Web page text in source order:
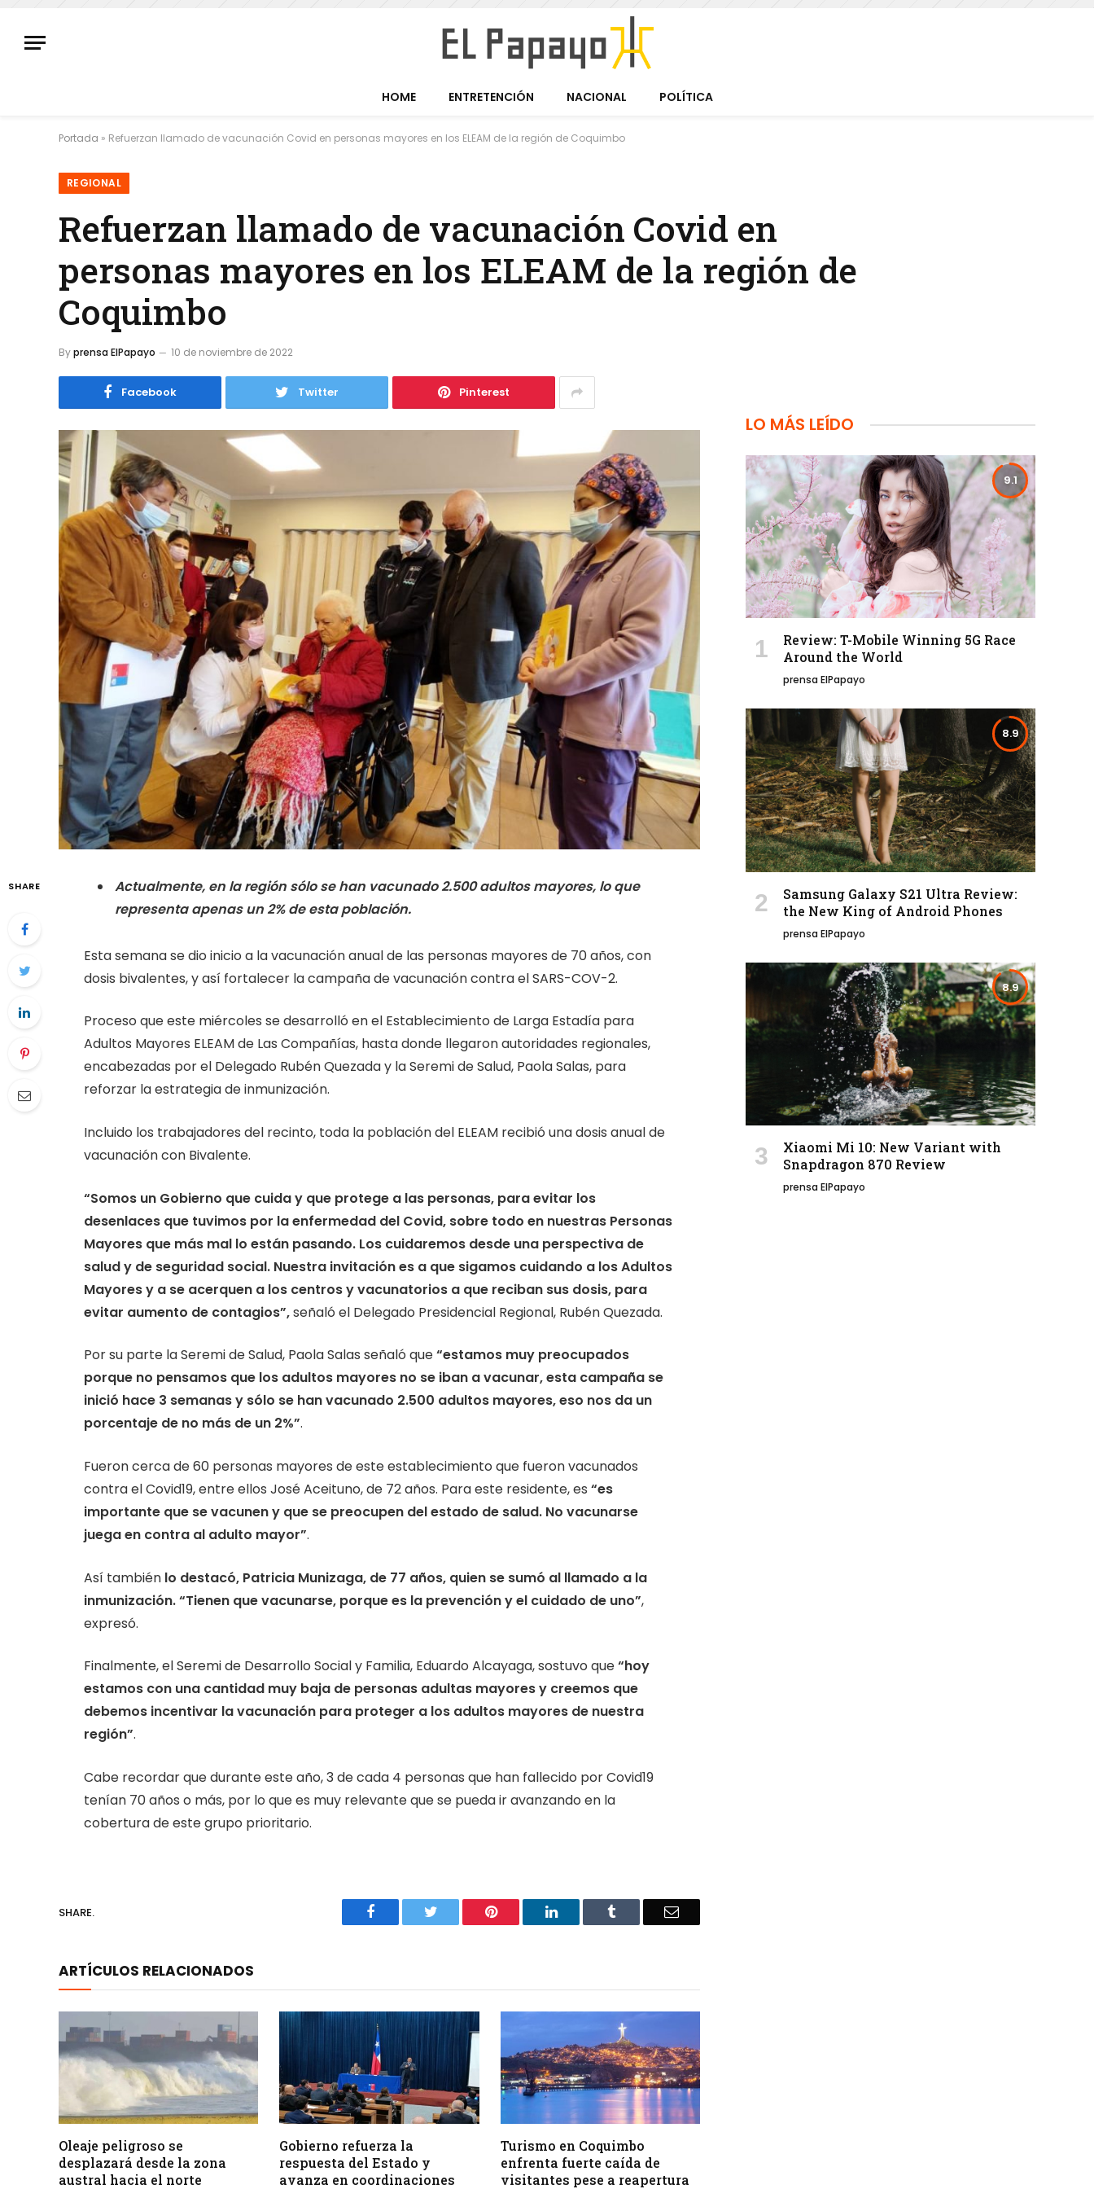
HOME ENTRETENCIÓN NACIONAL POLÍTICA
Portada » Refuerzan llamado de vacunación Covid en personas mayores en los ELEAM de la región de Coquimbo
REGIONAL
Refuerzan llamado de vacunación Covid en
personas mayores en los ELEAM de la región de
Coquimbo
Byprensa ElPapayo 10 de noviembre de 2022
Facebook Twitter Pinterest
SHARE
Actualmente, en la región sólo se han vacunado 2.500 adultos mayores, lo que
representa apenas un 2% de esta población.
Esta semana se dio inicio a la vacunación anual de las personas mayores de 70 años, con
dosis bivalentes, y así fortalecer la campaña de vacunación contra el SARS-COV-2.
Proceso que este miércoles se desarrolló en el Establecimiento de Larga Estadía para
Adultos Mayores ELEAM de Las Compañías, hasta donde llegaron autoridades regionales,
encabezadas por el Delegado Rubén Quezada y la Seremi de Salud, Paola Salas, para
reforzar la estrategia de inmunización.
Incluido los trabajadores del recinto, toda la población del ELEAM recibió una dosis anual de
vacunación con Bivalente.
“Somos un Gobierno que cuida y que protege a las personas, para evitar los
desenlaces que tuvimos por la enfermedad del Covid, sobre todo en nuestras Personas
Mayores que más mal lo están pasando. Los cuidaremos desde una perspectiva de
salud y de seguridad social. Nuestra invitación es a que sigamos cuidando a los Adultos
Mayores y a se acerquen a los centros y vacunatorios a que reciban sus dosis, para
evitar aumento de contagios”,señaló el Delegado Presidencial Regional, Rubén Quezada.
Por su parte la Seremi de Salud, Paola Salas señaló que“estamos muy preocupados
porque no pensamos que los adultos mayores no se iban a vacunar, esta campaña se
inició hace 3 semanas y sólo se han vacunado 2.500 adultos mayores, eso nos da un
porcentaje de no más de un 2%”.
Fueron cerca de 60 personas mayores de este establecimiento que fueron vacunados
contra el Covid19, entre ellos José Aceituno, de 72 años. Para este residente, es “es
importante que se vacunen y que se preocupen del estado de salud. No vacunarse
juega en contra al adulto mayor”.
Así también lo destacó, Patricia Munizaga, de 77 años, quien se sumó al llamado a la
inmunización. “Tienen que vacunarse, porque es la prevención y el cuidado de uno”,
expresó.
Finalmente, el Seremi de Desarrollo Social y Familia, Eduardo Alcayaga, sostuvo que“hoy
estamos con una cantidad muy baja de personas adultas mayores y creemos que
debemos incentivar la vacunación para proteger a los adultos mayores de nuestra
región”.
Cabe recordar que durante este año, 3 de cada 4 personas que han fallecido por Covid19
tenían 70 años o más, por lo que es muy relevante que se pueda ir avanzando en la
cobertura de este grupo prioritario.
SHARE. Facebook Twitter Pinterest LinkedIn Tumblr Email
ARTÍCULOS RELACIONADOS
Oleaje peligroso se
desplazará desde la zona
austral hacia el norte
Gobierno refuerza la
respuesta del Estado y
avanza en coordinaciones
Turismo en Coquimbo
enfrenta fuerte caída de
visitantes pese a reapertura
LO MÁS LEÍDO
9.1
Review: T-Mobile Winning 5G Race
Around the World
prensa ElPapayo
8.9
Samsung Galaxy S21 Ultra Review:
the New King of Android Phones
prensa ElPapayo
8.9
Xiaomi Mi 10: New Variant with
Snapdragon 870 Review
prensa ElPapayo